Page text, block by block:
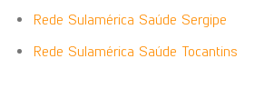
Rede Sulamérica Saúde Sergipe
Rede Sulamérica Saúde Tocantins